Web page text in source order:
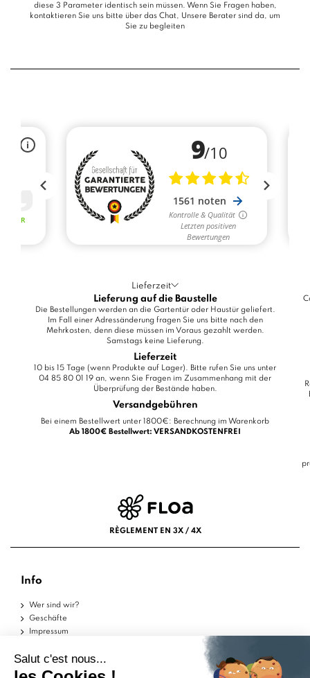
diese 3 Parameter identisch sein müssen. Wenn Sie Fragen haben,
kontaktieren Sie uns bitte über das Chat, Unsere Berater sind da, um
Sie zu begleiten
Lieferzeit
Lieferung auf die Baustelle
Die Bestellungen werden an die Gartentür oder Haustür geliefert.
Im Fall einer Adressänderung fragen Sie uns bitte nach den
Mehrkosten, denn diese müssen im Voraus gezahlt werden.
Samstags keine Lieferung.
Lieferzeit
10 bis 15 Tage (wenn Produkte auf Lager). Bitte rufen Sie uns unter
04 85 80 01 19 an, wenn Sie Fragen im Zusammenhang mit der
Überprüfung der Bestände haben.
Versandgebühren
Bei einem Bestellwert unter 1800€: Berechnung im Warenkorb
Ab 1800€ Bestellwert: VERSANDKOSTENFREI
RÈGLEMENT EN 3X / 4X
Info
Wer sind wir?
Geschäfte
Impressum
Datenschutzerklärung
Hilfe